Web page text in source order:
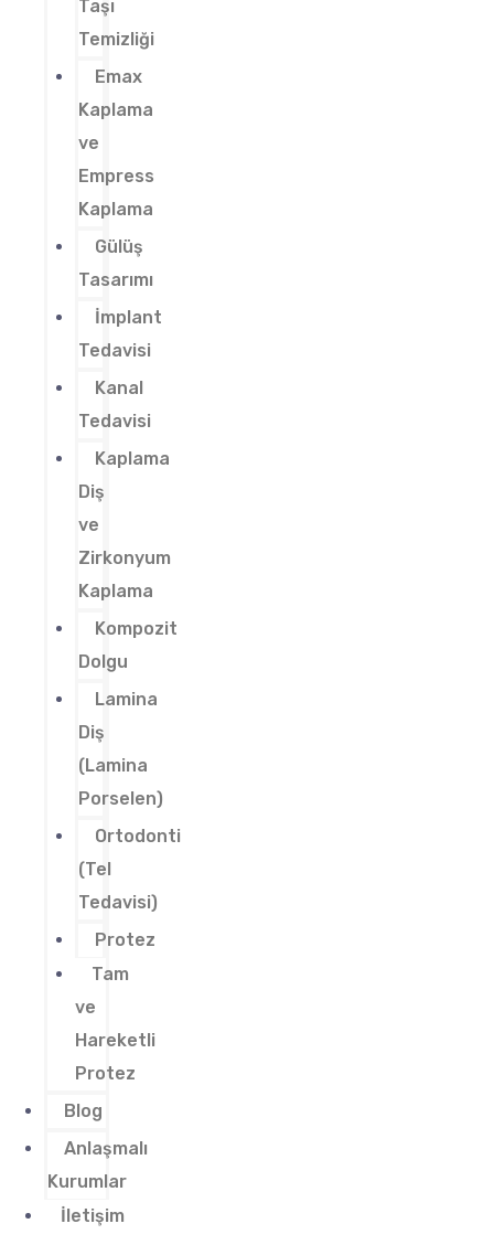
Taşı
Temizliği
Emax
Kaplama
ve
Empress
Kaplama
Gülüş
Tasarımı
İmplant
Tedavisi
Kanal
Tedavisi
Kaplama
Diş
ve
Zirkonyum
Kaplama
Kompozit
Dolgu
Lamina
Diş
(Lamina
Porselen)
Ortodonti
(Tel
Tedavisi)
Protez
Tam
ve
Hareketli
Protez
Blog
Anlaşmalı
Kurumlar
İletişim